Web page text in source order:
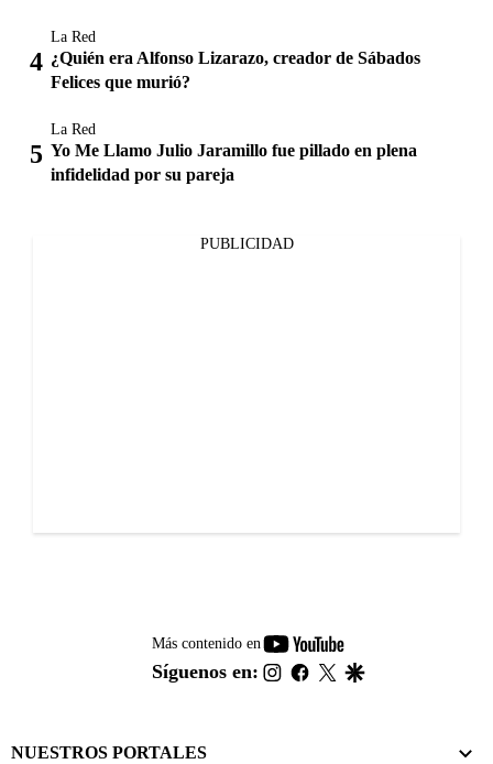
La Red
¿Quién era Alfonso Lizarazo, creador de Sábados
Felices que murió?
La Red
Yo Me Llamo Julio Jaramillo fue pillado en plena
infidelidad por su pareja
PUBLICIDAD
Más contenido en
youtube-
footer
Síguenos en: instagram
facebook
twitter
NUESTROS PORTALES